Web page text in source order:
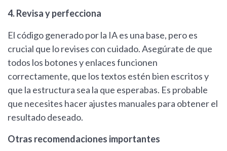
4. Revisa y perfecciona
El código generado por la IA es una base, pero es
crucial que lo revises con cuidado. Asegúrate de que
todos los botones y enlaces funcionen
correctamente, que los textos estén bien escritos y
que la estructura sea la que esperabas. Es probable
que necesites hacer ajustes manuales para obtener el
resultado deseado.
Otras recomendaciones importantes